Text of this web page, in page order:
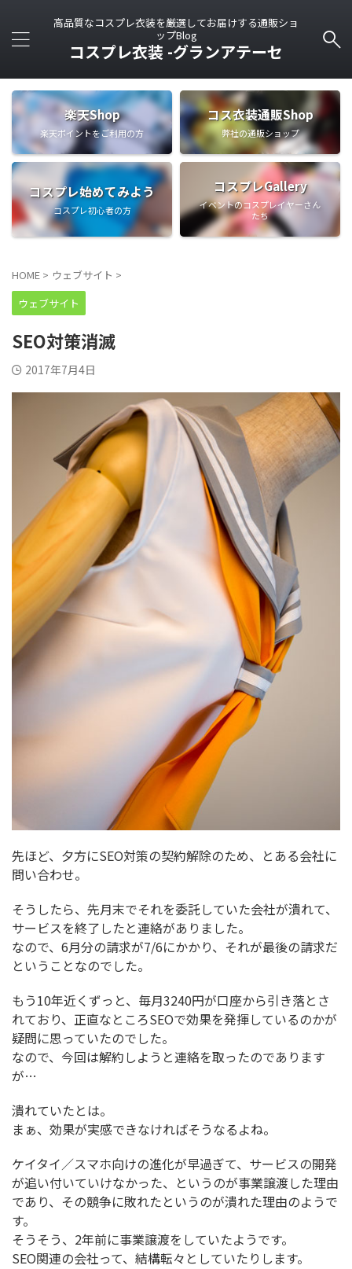
高品質なコスプレ衣装を厳選してお届けする通販ショ
ップBlog
コスプレ衣装 -グランアテーセ
楽天Shop
楽天ポイントをご利用の方
コス衣装通販Shop
弊社の通販ショップ
コスプレ始めてみよう
コスプレ初心者の方
コスプレGallery
イベントのコスプレイヤーさん
たち
HOME > ウェブサイト >
ウェブサイト
SEO対策消滅
2017年7月4日
先ほど、夕方にSEO対策の契約解除のため、とある会社に
問い合わせ。
そうしたら、先月末でそれを委託していた会社が潰れて、
サービスを終了したと連絡がありました。
なので、6月分の請求が7/6にかかり、それが最後の請求だ
ということなのでした。
もう10年近くずっと、毎月3240円が口座から引き落とさ
れており、正直なところSEOで効果を発揮しているのかが
疑問に思っていたのでした。
なので、今回は解約しようと連絡を取ったのであります
が…
潰れていたとは。
まぁ、効果が実感できなければそうなるよね。
ケイタイ／スマホ向けの進化が早過ぎて、サービスの開発
が追い付いていけなかった、というのが事業譲渡した理由
であり、その競争に敗れたというのが潰れた理由のようで
す。
そうそう、2年前に事業譲渡をしていたようです。
SEO関連の会社って、結構転々としていたりします。